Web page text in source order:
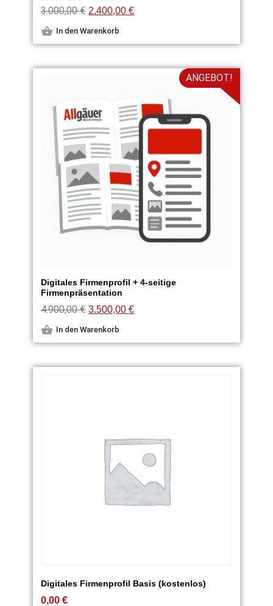
3.000,00€ 2.400,00€
In den Warenkorb
ANGEBOT!
Digitales Firmenprofil + 4-seitige
Firmenpräsentation
4.900,00€ 3.500,00€
In den Warenkorb
Digitales Firmenprofil Basis (kostenlos)
0,00€